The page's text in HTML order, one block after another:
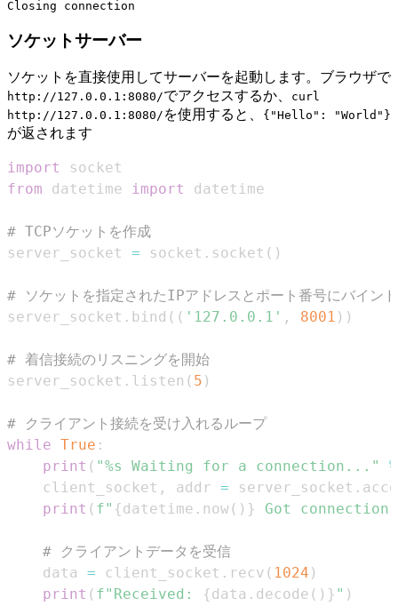
ソケットサーバー
ソケットを直接使用してサーバーを起動します。ブラウザで
http://127.0.0.1:8080/でアクセスするか、
curl
http://127.0.0.1:8080/ を使用すると、 {"Hello": "World"}
が返されます
import
from datetime import
# TCPソケットを作成
server_socket = socket . socket ( )
# ソケットを指定されたIPアドレスとポート番号にバインド
server_socket . bind ( ( '127.0.0.1' , 8001 ) )
# 着信接続のリスニングを開始
server_socket . listen ( 5 )
# クライアント接続を受け入れるループ
while True :
print ( "%s Waiting for a connection..."
%
    client_socket
, addr = server_socket .
print ( f" {datetime . now( ) } Got
# クライアントデータを受信
    data
= client_socket . recv ( 1024 )
print ( f"Received: {data . decode ( ) } " )